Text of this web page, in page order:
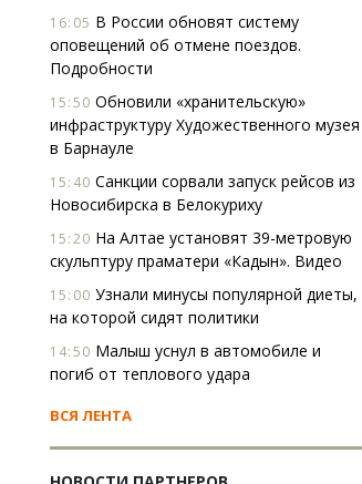
16:05 В России обновят систему
оповещений об отмене поездов.
Подробности
15:50 Обновили «хранительскую»
инфраструктуру Художественного музея
в Барнауле
15:40 Санкции сорвали запуск рейсов из
Новосибирска в Белокуриху
15:20 На Алтае установят 39-метровую
скульптуру праматери «Кадын». Видео
15:00 Узнали минусы популярной диеты,
на которой сидят политики
14:50 Малыш уснул в автомобиле и
погиб от теплового удара
ВСЯ ЛЕНТА